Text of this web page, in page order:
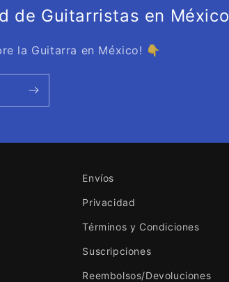
de Guitarristas en México
la Guitarra en México! 👇
Envíos
Privacidad
Términos y Condiciones
Suscripciones
Reembolsos/Devoluciones